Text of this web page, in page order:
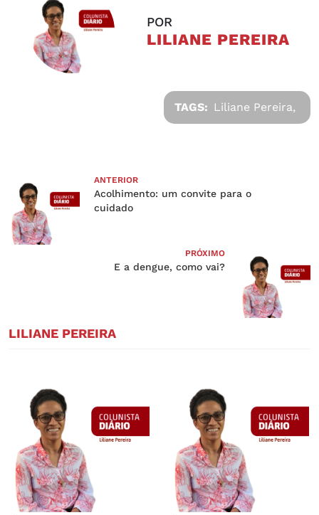
POR
LILIANE PEREIRA
TAGS: Liliane Pereira,
ANTERIOR
Acolhimento: um convite para o
cuidado
PRÓXIMO
E a dengue, como vai?
LILIANE PEREIRA